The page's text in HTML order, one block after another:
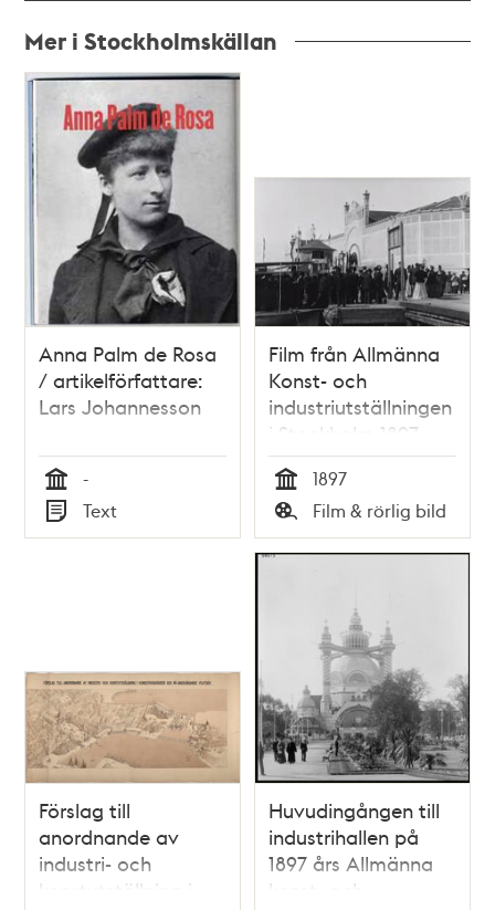
Mer i Stockholmskällan
Relaterade
poster
och
teman
Anna Palm de Rosa
/ artikelförfattare:
Lars Johannesson
Tid
-
Typ
Text
Film från Allmänna
Konst- och
industriutställningen
i Stockholm 1897
(Jubileumsutställningen)
Tid
1897
Typ
Film & rörlig bild
Förslag till
anordnande av
industri- och
konstutställning i
Huvudingången till
industrihallen på
1897 års Allmänna
konst- och